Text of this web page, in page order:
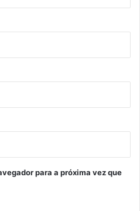
para a próxima vez que